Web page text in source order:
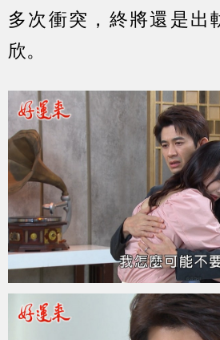
多次衝突，終將還是出
欣。